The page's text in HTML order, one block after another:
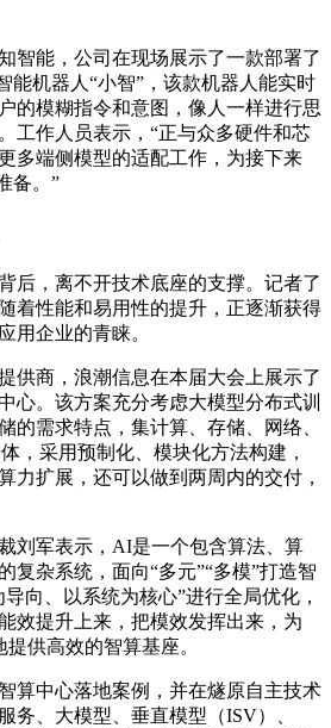
能，公司在现场展示了一款部署了
能机器人“小智”，该款机器人能实时
的模糊指令和意图，像人一样进行思
工作人员表示，“正与众多硬件和芯
多端侧模型的适配工作，为接下来
备。”
，离不开技术底座的支撑。记者了
着性能和易用性的提升，正逐渐获得
用企业的青睐。
商，浪潮信息在本届大会上展示了
心。该方案充分考虑大模型分布式训
的需求特点，集计算、存储、网络、
，采用预制化、模块化方法构建，
力扩展，还可以做到两周内的交付，
军表示，AI是一个包含算法、算
复杂系统，面向“多元”“多模”打造智
向、以系统为核心”进行全局优化，
效提升上来，把模效发挥出来，为
供高效的智算基座。
中心落地案例，并在燧原自主技术
务、大模型、垂直模型（ISV）、